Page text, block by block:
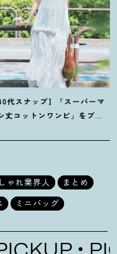
代スナップ】「スーパーマ
丈コットンワンピ」をブラ
ゃれ業界人
まとめ
ミニバッグ